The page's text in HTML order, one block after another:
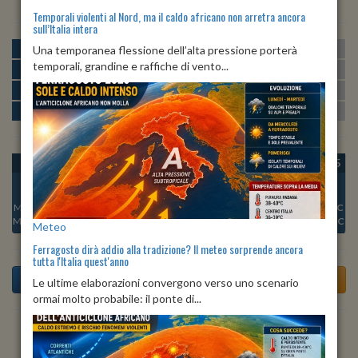
MATTINA min:22º max:29º U:
POMERIGGIO min:30º max:32º
SERA min:27º max:34º U:61% 81%
NOTTE min: 23º max:26º U:87%
OGGI
Min:
22°C
Max:24°C
LUN 10
Min:
Max:26°C
MAR 11
Min:24°C
Max:26°C
MER 12
Min:
22°C
Max:25°C
GIO 13
Max:24°C
VEN 14
Min:21°C
Max:22°C
SAB 15
21°C
Max:22°C
Previsioni del Tempo a Torgiano di domani
Temporali violenti al Nord, ma il caldo africano non arretra ancora
sull’Italia intera
Una temporanea flessione dell’alta pressione porterà
temporali, grandine e raffiche di vento...
Meteo
Ferragosto dirà addio alla tradizione? Il meteo sorprende ancora
tutta l'Italia quest'anno
Le ultime elaborazioni convergono verso uno scenario
ormai molto probabile: il ponte di...